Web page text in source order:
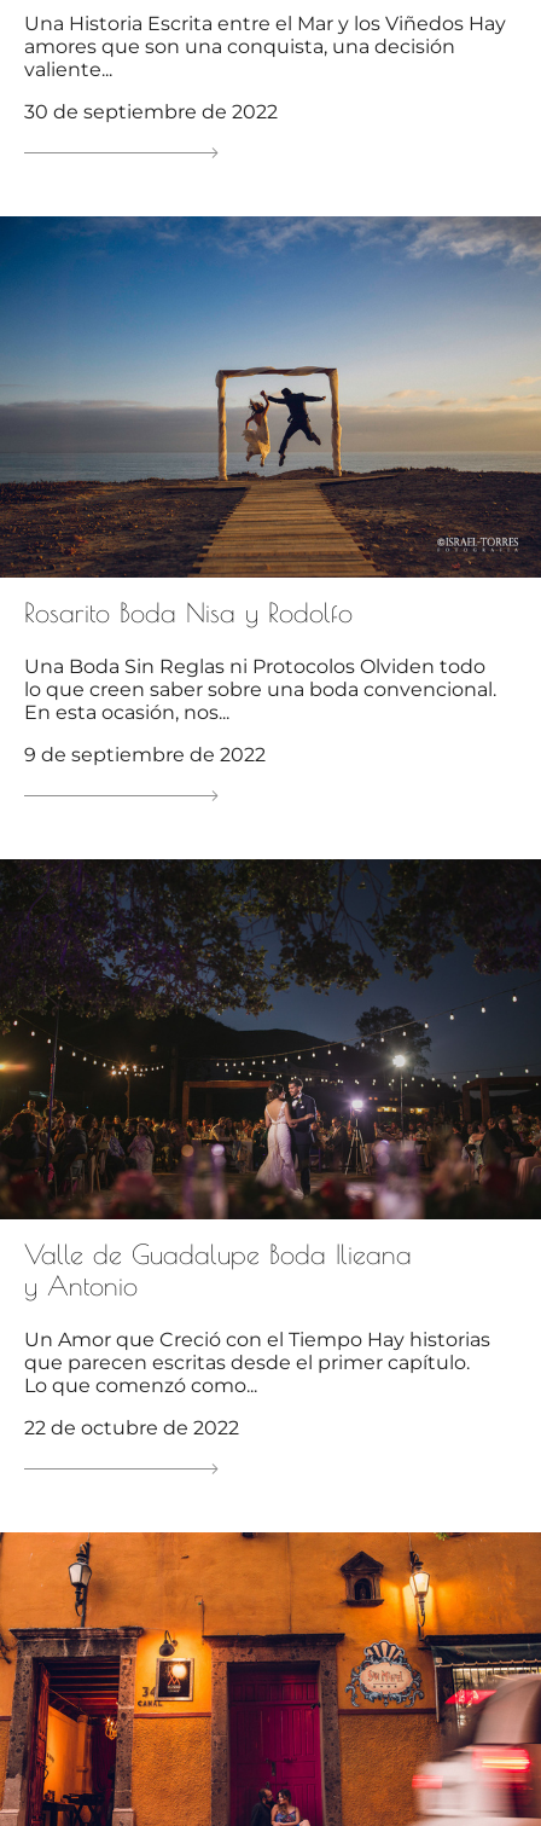
Una Historia Escrita entre el Mar y los Viñedos Hay
amores que son una conquista, una decisión
valiente...
30 de septiembre de 2022
Rosarito Boda Nisa y Rodolfo
Una Boda Sin Reglas ni Protocolos Olviden todo
lo que creen saber sobre una boda convencional.
En esta ocasión, nos...
9 de septiembre de 2022
Valle de Guadalupe Boda Ilieana
y Antonio
Un Amor que Creció con el Tiempo Hay historias
que parecen escritas desde el primer capítulo.
Lo que comenzó como...
22 de octubre de 2022